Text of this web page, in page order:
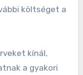
költséget a
kínál,
a gyakori